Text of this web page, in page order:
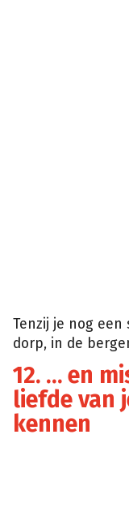
Tenzij je nog
dorp, in de
12. … en
liefde van
kennen